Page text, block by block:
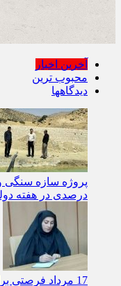
محبوب ترین
دیدگاهها
درصدی در هفته